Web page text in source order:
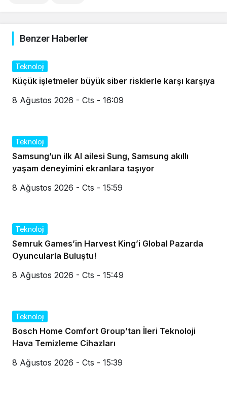
Benzer Haberler
Teknoloji
Küçük işletmeler büyük siber risklerle karşı karşıya
8 Ağustos 2026 - Cts - 16:09
Teknoloji
Samsung’un ilk AI ailesi Sung, Samsung akıllı
yaşam deneyimini ekranlara taşıyor
8 Ağustos 2026 - Cts - 15:59
Teknoloji
Semruk Games’in Harvest King’i Global Pazarda
Oyuncularla Buluştu!
8 Ağustos 2026 - Cts - 15:49
Teknoloji
Bosch Home Comfort Group’tan İleri Teknoloji
Hava Temizleme Cihazları
8 Ağustos 2026 - Cts - 15:39